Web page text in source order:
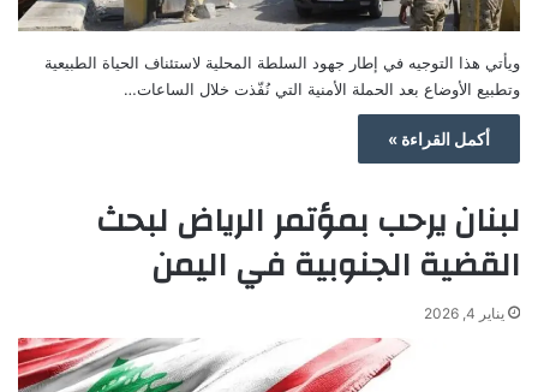
ويأتي هذا التوجيه في إطار جهود السلطة المحلية لاستئناف الحياة الطبيعية
وتطبيع الأوضاع بعد الحملة الأمنية التي نُفّذت خلال الساعات…
أكمل القراءة »
لبنان يرحب بمؤتمر الرياض لبحث
القضية الجنوبية في اليمن
يناير 4, 2026